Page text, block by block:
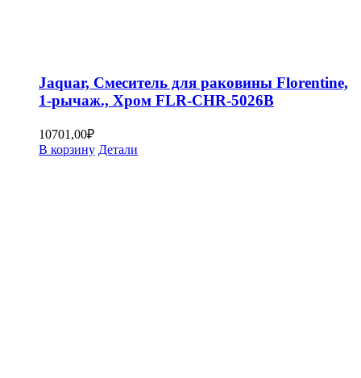
Jaquar, Смеситель для раковины Florentine,
1-рычаж., Хром FLR-CHR-5026B
10701,00₽
В корзину Детали